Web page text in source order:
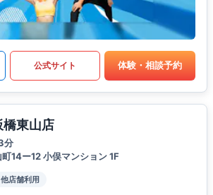
公式サイト 体験・相談予約
橋東山店
分
14ー12 小俣マンション 1F
他店舗利用